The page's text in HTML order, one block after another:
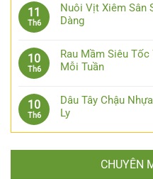
11
Th6
Nuôi Vịt Xiêm Sân
Dàng
10
Th6
Rau Mầm Siêu
Mỗi Tuần
10
Th6
Dâu Tây Chậu
Ly
CHUYÊN